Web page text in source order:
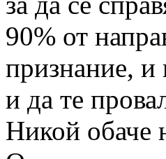
90% от
признание, и
и да те
Никой обаче